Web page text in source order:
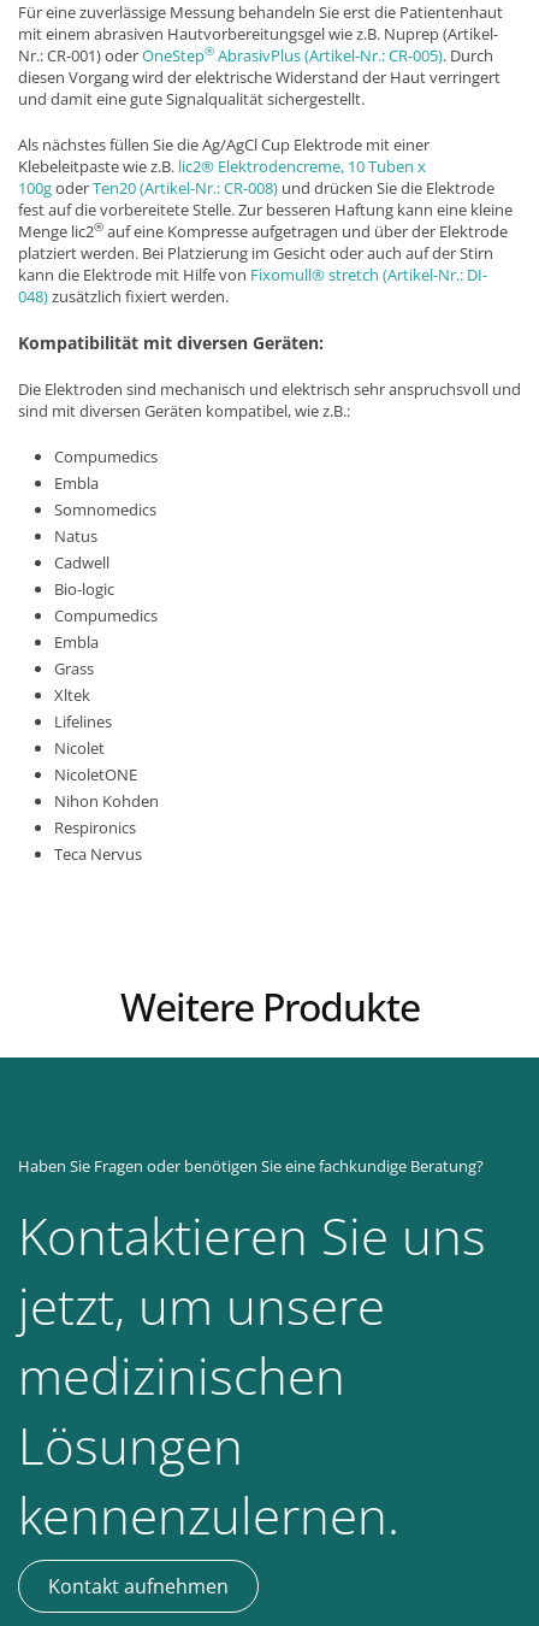
Für eine zuverlässige Messung behandeln Sie erst die Patientenhaut
mit einem abrasiven Hautvorbereitungsgel wie z.B. Nuprep (Artikel-
Nr.: CR-001) oderOneStep® AbrasivPlus (Artikel-Nr.: CR-005). Durch
diesen Vorgang wird der elektrische Widerstand der Haut verringert
und damit eine gute Signalqualität sichergestellt.
Als nächstes füllen Sie die Ag/AgCl Cup Elektrode mit einer
Klebeleitpaste wie z.B. lic2® Elektrodencreme, 10 Tuben x
100goderTen20 (Artikel-Nr.: CR-008) und drücken Sie die Elektrode
fest auf die vorbereitete Stelle. Zur besseren Haftung kann eine kleine
Menge lic2® auf eine Kompresse aufgetragen und über der Elektrode
platziert werden. Bei Platzierung im Gesicht oder auch auf der Stirn
kann die Elektrode mit Hilfe von Fixomull® stretch (Artikel-Nr.: DI-
048)zusätzlich fixiert werden.
Kompatibilität mit diversen Geräten:
Die Elektroden sind mechanisch und elektrisch sehr anspruchsvoll und
sind mit diversen Geräten kompatibel, wie z.B.:
Compumedics
Embla
Somnomedics
Natus
Cadwell
Bio-logic
Compumedics
Embla
Grass
Xltek
Lifelines
Nicolet
NicoletONE
Nihon Kohden
Respironics
Teca Nervus
Weitere Produkte
Haben Sie Fragen oder benötigen Sie eine fachkundige Beratung?
Kontaktieren Sie uns
jetzt, um unsere
medizinischen
Lösungen
kennenzulernen.
Kontakt aufnehmen